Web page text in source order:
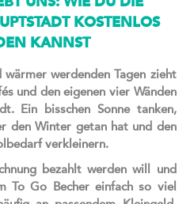
KOSTENLOS
KANNST
werdenden Tagen zieht
und den eigenen vier Wänden
Ein bisschen Sonne tanken,
den Winter getan hat und den
verkleinern.
bezahlt werden will und
To Go Becher einfach so viel